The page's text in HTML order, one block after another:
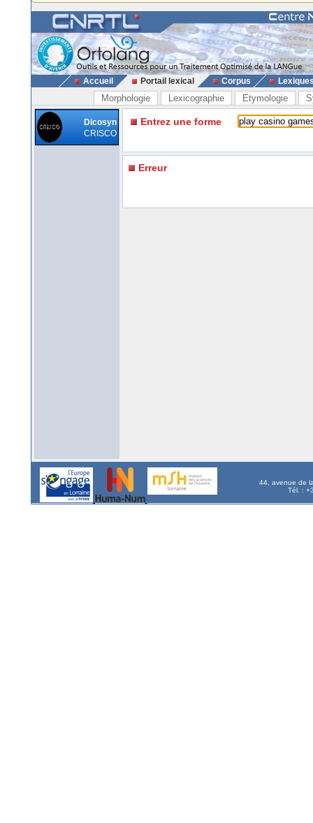
Accueil Portail lexical Corpus
Morphologie Lexicographie Etymologie
Dicosyn
CRISCO
Entrez une forme
Erreur
44, avenue de
Tél. :